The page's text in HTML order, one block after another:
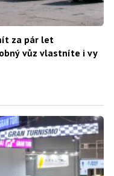
za pár let
vůz vlastníte i vy